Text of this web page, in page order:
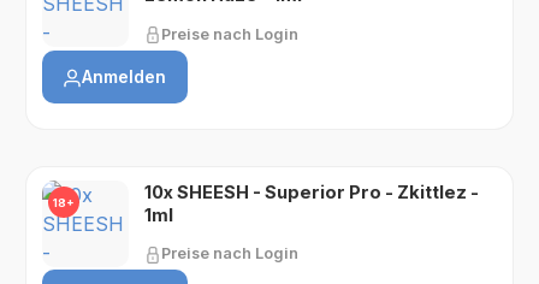
Preise nach Login
Anmelden
18+
10x SHEESH - Superior Pro - Zkittlez -
1ml
Preise nach Login